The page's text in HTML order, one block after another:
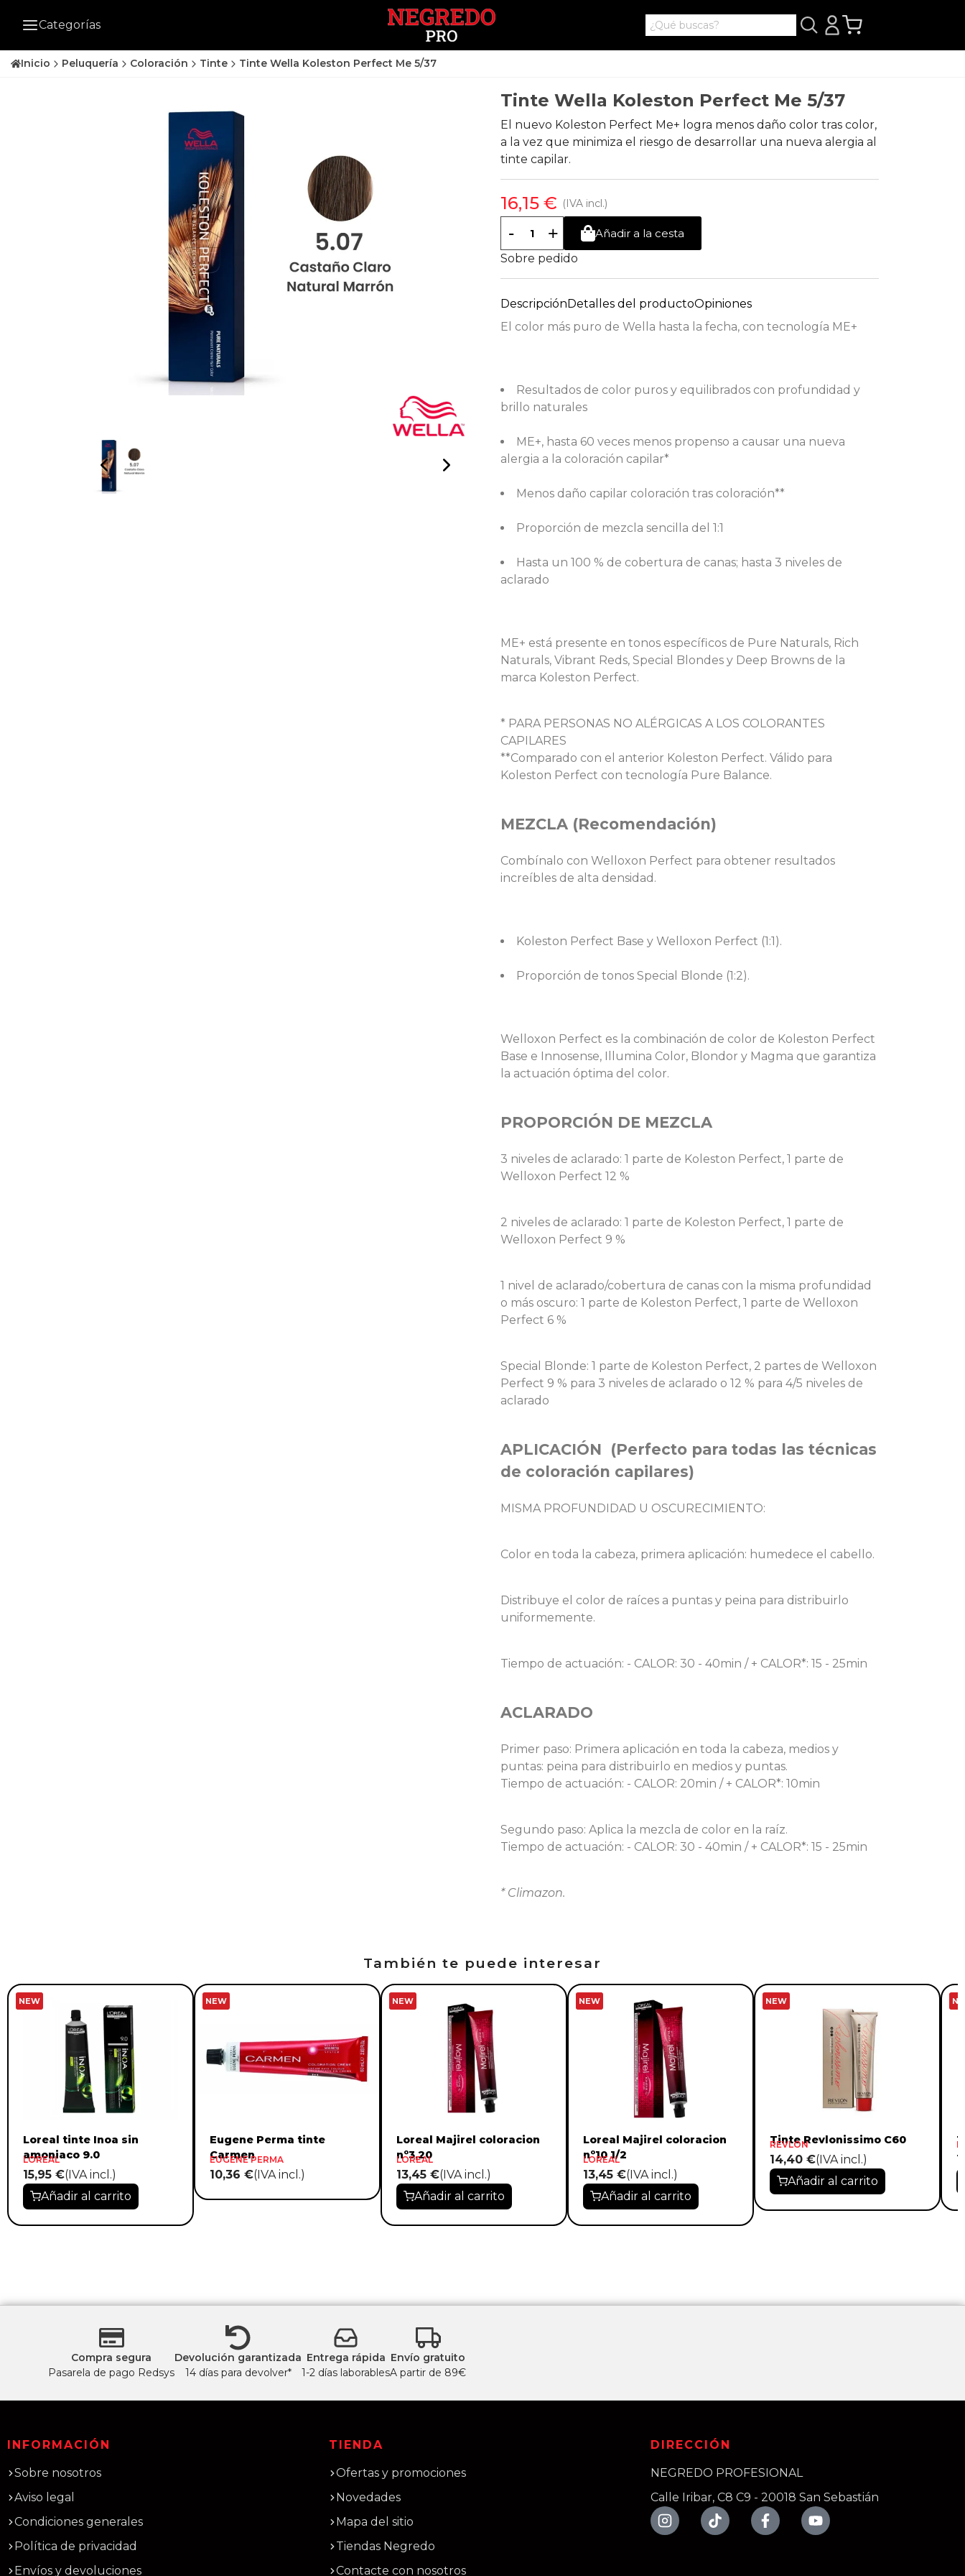
Categorías
Inicio Peluquería Coloración Tinte Tinte Wella Koleston Perfect Me 5/37
Tinte Wella Koleston Perfect Me 5/37
El nuevo Koleston Perfect Me+ logra menos daño color tras color,
a la vez que minimiza el riesgo de desarrollar una nueva alergia al
tinte capilar.
16,15 € (IVA incl.)
- +
Añadir a la cesta
Sobre pedido
DescripciónDetalles del productoOpiniones
El color más puro de Wella hasta la fecha, con tecnología ME+
Resultados de color puros y equilibrados con profundidad y
brillo naturales
ME+, hasta 60 veces menos propenso a causar una nueva
alergia a la coloración capilar*
Menos daño capilar coloración tras coloración**
Proporción de mezcla sencilla del 1:1
Hasta un 100 % de cobertura de canas; hasta 3 niveles de
aclarado
ME+ está presente en tonos específicos de Pure Naturals, Rich
Naturals, Vibrant Reds, Special Blondes y Deep Browns de la
marca Koleston Perfect.
* PARA PERSONAS NO ALÉRGICAS A LOS COLORANTES
CAPILARES
**Comparado con el anterior Koleston Perfect. Válido para
Koleston Perfect con tecnología Pure Balance.
MEZCLA (Recomendación)
Combínalo con Welloxon Perfect para obtener resultados
increíbles de alta densidad.
Koleston Perfect Base y Welloxon Perfect (1:1).
Proporción de tonos Special Blonde (1:2).
Welloxon Perfect es la combinación de color de Koleston Perfect
Base e Innosense, Illumina Color, Blondor y Magma que garantiza
la actuación óptima del color.
PROPORCIÓN DE MEZCLA
3 niveles de aclarado: 1 parte de Koleston Perfect, 1 parte de
Welloxon Perfect 12 %
2 niveles de aclarado: 1 parte de Koleston Perfect, 1 parte de
Welloxon Perfect 9 %
1 nivel de aclarado/cobertura de canas con la misma profundidad
o más oscuro: 1 parte de Koleston Perfect, 1 parte de Welloxon
Perfect 6 %
Special Blonde: 1 parte de Koleston Perfect, 2 partes de Welloxon
Perfect 9 % para 3 niveles de aclarado o 12 % para 4/5 niveles de
aclarado
APLICACIÓN (Perfecto para todas las técnicas
de coloración capilares)
MISMA PROFUNDIDAD U OSCURECIMIENTO:
Color en toda la cabeza, primera aplicación: humedece el cabello.
Distribuye el color de raíces a puntas y peina para distribuirlo
uniformemente.
Tiempo de actuación: - CALOR: 30 - 40min / + CALOR*: 15 - 25min
ACLARADO
Primer paso: Primera aplicación en toda la cabeza, medios y
puntas: peina para distribuirlo en medios y puntas.
Tiempo de actuación: - CALOR: 20min / + CALOR*: 10min
Segundo paso: Aplica la mezcla de color en la raíz.
Tiempo de actuación: - CALOR: 30 - 40min / + CALOR*: 15 - 25min
* Climazon.
También te puede interesar
NEW
Loreal tinte Inoa sin
amoniaco 9.0
LOREAL
15,95 €(IVA incl.)
Añadir al carrito
NEW
Eugene Perma tinte
Carmen
EUGENE PERMA
10,36 €(IVA incl.)
NEW
Loreal Majirel coloracion
nº3,20
LOREAL
13,45 €(IVA incl.)
Añadir al carrito
NEW
Loreal Majirel coloracion
nº10 1/2
LOREAL
13,45 €(IVA incl.)
Añadir al carrito
NEW
Tinte Revlonissimo C60
REVLON
14,40 €(IVA incl.)
Añadir al carrito
Compra segura
Pasarela de pago Redsys
Devolución garantizada
14 días para devolver*
Entrega rápida
1-2 días laborables
Envío gratuito
A partir de 89€
INFORMACIÓN
Sobre nosotros
Aviso legal
Condiciones generales
Política de privacidad
Envíos y devoluciones
TIENDA
Ofertas y promociones
Novedades
Mapa del sitio
Tiendas Negredo
Contacte con nosotros
DIRECCIÓN
NEGREDO PROFESIONAL
Calle Iribar, C8 C9 - 20018 San Sebastián